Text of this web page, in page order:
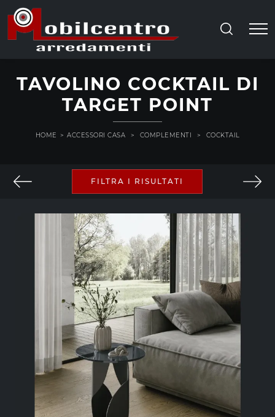
TAVOLINO COCKTAIL DI
TARGET POINT
HOME > ACCESSORI CASA > COMPLEMENTI > COCKTAIL
FILTRA I RISULTATI